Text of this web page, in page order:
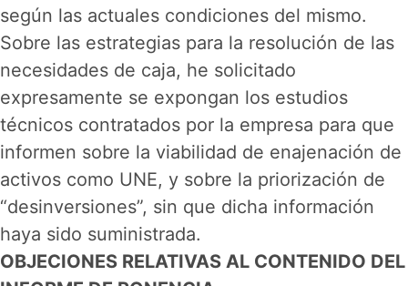
según las actuales condiciones del mismo.
Sobre las estrategias para la resolución de las
necesidades de caja, he solicitado
expresamente se expongan los estudios
técnicos contratados por la empresa para que
informen sobre la viabilidad de enajenación de
activos como UNE, y sobre la priorización de
“desinversiones”, sin que dicha información
haya sido suministrada.
OBJECIONES RELATIVAS AL CONTENIDO DEL